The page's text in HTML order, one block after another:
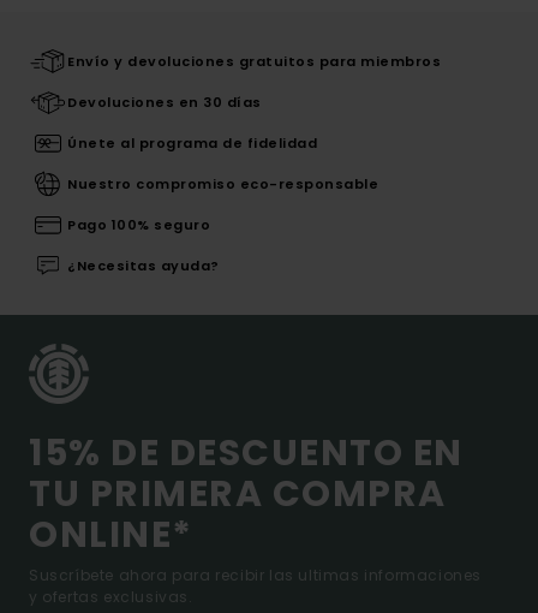
Envío y devoluciones gratuitos para miembros
Devoluciones en 30 días
Únete al programa de fidelidad
Nuestro compromiso eco-responsable
Pago 100% seguro
¿Necesitas ayuda?
15% DE DESCUENTO EN
TU PRIMERA COMPRA
ONLINE*
Suscríbete ahora para recibir las ultimas informaciones
y ofertas exclusivas.